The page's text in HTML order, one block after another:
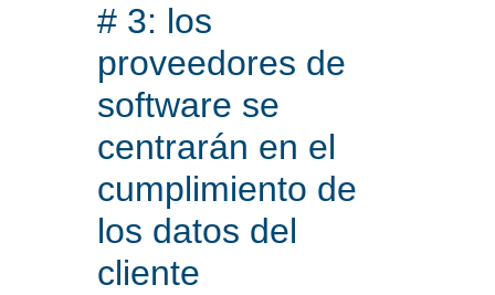
# 3: los
proveedores de
software se
centrarán en el
cumplimiento de
los datos del
cliente